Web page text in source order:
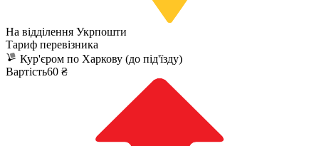
На відділення Укрпошти
Тариф перевізника
Кур'єром по Харкову (до під'їзду)
Вартість60 ₴